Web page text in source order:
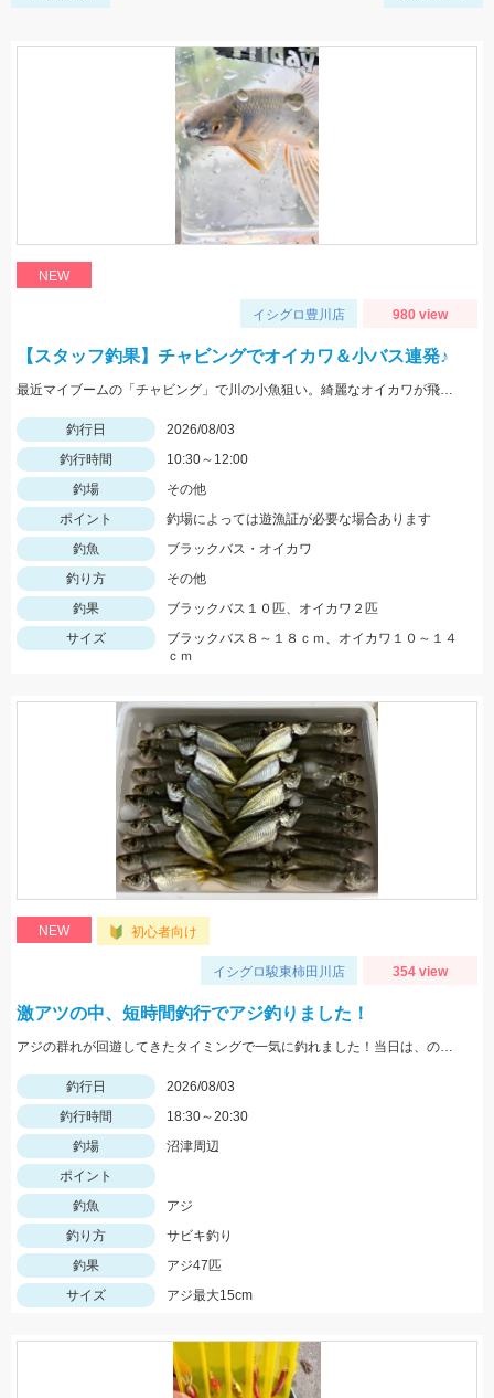
NEW
イシグロ豊川店 980 view
【スタッフ釣果】チャビングでオイカワ＆小バス連発♪
最近マイブームの「チャビング」で川の小魚狙い。綺麗なオイカワが飛び出しました♪途中からはブラックバスの子供がスプーンやスピナーに連続ヒットしてきました。
釣行日
2026/08/03
釣行時間
10:30～12:00
釣場
その他
ポイント
釣場によっては遊漁証が必要な場合あります
釣魚
ブラックバス・オイカワ
釣り方
その他
釣果
ブラックバス１０匹、オイカワ２匹
サイズ
ブラックバス８～１８ｃｍ、オイカワ１０～１４
ｃｍ
NEW 初心者向け
イシグロ駿東柿田川店 354 view
激アツの中、短時間釣行でアジ釣りました！
アジの群れが回遊してきたタイミングで一気に釣れました！当日は、のべ竿と豆アジマッチ・スピード餌つけ器仕掛・生アミエビなどを使用しました。
釣行日
2026/08/03
釣行時間
18:30～20:30
釣場
沼津周辺
ポイント
釣魚
アジ
釣り方
サビキ釣り
釣果
アジ47匹
サイズ
アジ最大15cm